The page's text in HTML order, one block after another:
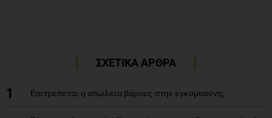
ΣΧΕΤΙΚΑ ΑΡΘΡΑ
1 Επιτρέπεται η απώλεια βάρους στην εγκυμοσύνη;